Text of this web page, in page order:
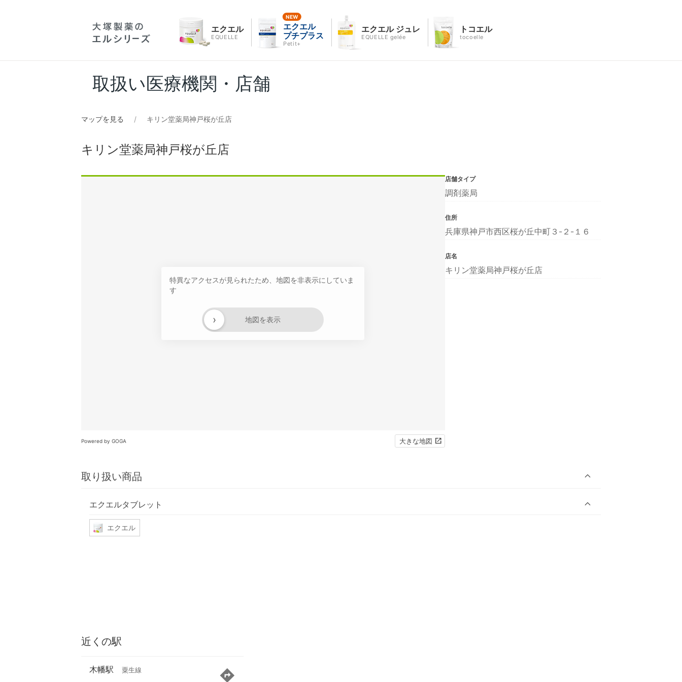
エクエル
EQUELLE
エクエル
プチプラス
Petit+
エクエル ジュレ
EQUELLE gelée
トコエル
tocoelle
取扱い医療機関・店舗
マップを見る キリン堂薬局神戸桜が丘店
キリン堂薬局神戸桜が丘店
特異なアクセスが見られたため、地図を非表示にしていま
す
地図を表示
›
Powered by GOGA 大きな地図
取り扱い商品
エクエルタブレット
エクエル
店舗タイプ
調剤薬局
住所
兵庫県神戸市西区桜が丘中町３-２-１６
店名
キリン堂薬局神戸桜が丘店
近くの駅
木幡駅 粟生線